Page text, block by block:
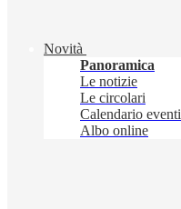
Novità
Panoramica
Le notizie
Le circolari
Calendario eventi
Albo online